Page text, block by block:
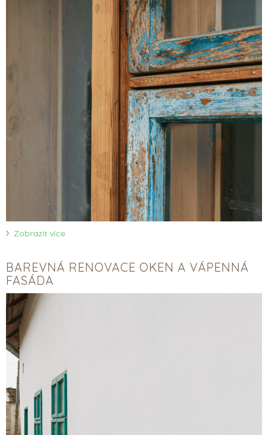
Zobrazit více
BAREVNÁ RENOVACE OKEN A VÁPENNÁ
FASÁDA